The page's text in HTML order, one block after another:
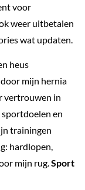
voor
weer uitbetalen
wat updaten.
heus
mijn hernia
vertrouwen in
en
trainingen
hardlopen,
mijn rug.Sport